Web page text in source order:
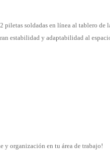
soldadas en línea al tablero de
estabilidad y adaptabilidad al
y organización en tu área de trabajo!